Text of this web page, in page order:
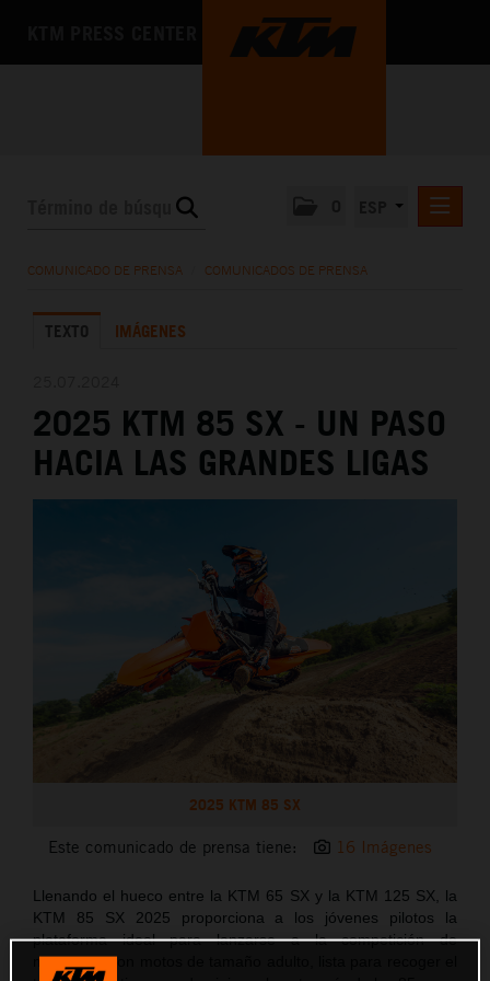
LA EMPRESA
COMUNICADO DE PRENSA COMUNICADOS DE PRENSA
TEXTO IMÁGENES
2025 KTM 85 SX - UN PASO
HACIA LAS GRANDES LIGAS
2025 KTM 85 SX
Este comunicado de prensa tiene: 16 Imágenes
Llenando el hueco entre la KTM 65 SX y la KTM 125 SX, la
KTM 85 SX 2025 proporciona a los jóvenes pilotos la
plataforma ideal para lanzarse a la competición de
motocross con motos de tamaño adulto, lista para recoger el